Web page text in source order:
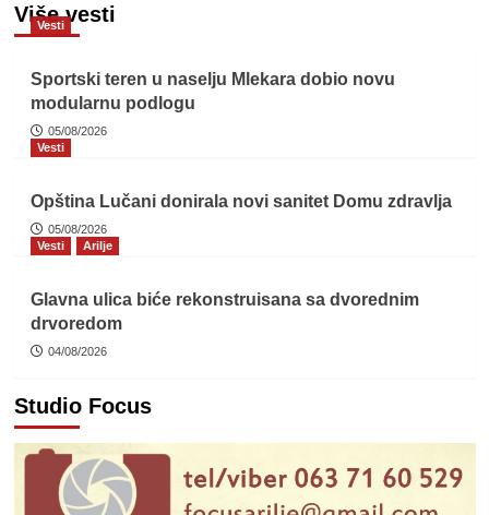
Više vesti
Vesti
Sportski teren u naselju Mlekara dobio novu
modularnu podlogu
05/08/2026
Vesti
Opština Lučani donirala novi sanitet Domu zdravlja
05/08/2026
Vesti
Arilje
Glavna ulica biće rekonstruisana sa dvorednim
drvoredom
04/08/2026
Studio Focus